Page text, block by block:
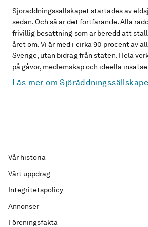
Sjöräddningssällskapet startades av
sedan. Och så är det fortfarande. Alla
frivillig besättning som är beredd att
året om. Vi är med i cirka 90 procent av
Sverige, utan bidrag från staten. Hela
på gåvor, medlemskap och ideella
Läs mer om
Vår historia
Vårt uppdrag
Integritetspolicy
Annonser
Föreningsfakta